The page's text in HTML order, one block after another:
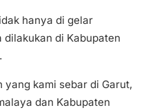
hanya di gelar
dilakukan di Kabupaten
yang kami sebar di Garut,
dan Kabupaten